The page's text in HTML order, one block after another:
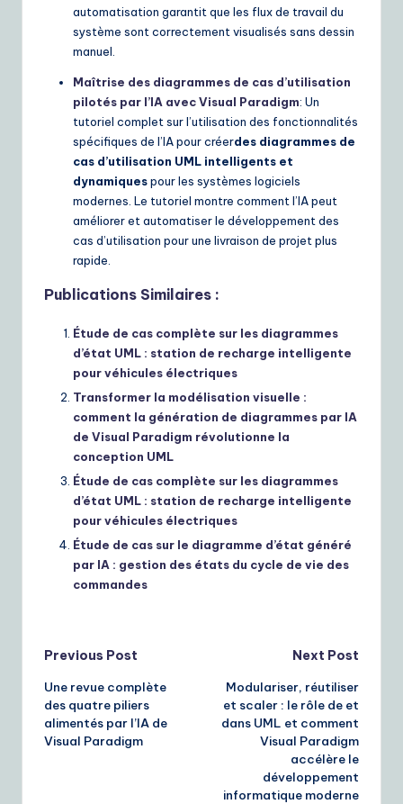
automatisation garantit que les flux de travail du
système sont correctement visualisés sans dessin
manuel.
Maîtrise des diagrammes de cas d’utilisation
pilotés par l’IA avec Visual Paradigm: Un
tutoriel complet sur l’utilisation des fonctionnalités
spécifiques de l’IA pour créerdes diagrammes de
cas d’utilisation UML intelligents et
dynamiquespour les systèmes logiciels
modernes. Le tutoriel montre comment l’IA peut
améliorer et automatiser le développement des
cas d’utilisation pour une livraison de projet plus
rapide.
Publications Similaires :
Étude de cas complète sur les diagrammes
d’état UML : station de recharge intelligente
pour véhicules électriques
Transformer la modélisation visuelle :
comment la génération de diagrammes par IA
de Visual Paradigm révolutionne la
conception UML
Étude de cas complète sur les diagrammes
d’état UML : station de recharge intelligente
pour véhicules électriques
Étude de cas sur le diagramme d’état généré
par IA : gestion des états du cycle de vie des
commandes
Post
navigation
Previous Post
Une revue complète
des quatre piliers
alimentés par l’IA de
Visual Paradigm
Next Post
Modulariser, réutiliser
et scaler : le rôle de et
dans UML et comment
Visual Paradigm
accélère le
développement
informatique moderne